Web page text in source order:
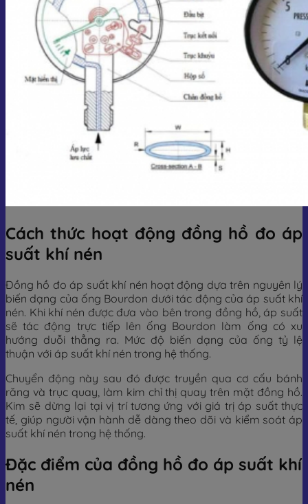
Cách thức hoạt động đồng hồ đo áp
suất khí nén
Đồng hồ đo áp suất khí nén hoạt động dựa trên nguyên lý
biến dạng của ống Bourdon dưới tác động của áp suất khí
nén. Khi khí nén được đưa vào bên trong đồng hồ, áp suất
sẽ tác động trực tiếp lên ống Bourdon làm ống có xu
hướng duỗi thẳng ra. Mức độ biến dạng của ống tỷ lệ
thuận với áp suất khí nén trong hệ thống.
Chuyển động này sau đó được truyền qua cơ cấu bánh
răng và trục quay, làm kim chỉ thị quay trên mặt đồng hồ.
Kim sẽ dừng lại tại vị trí tương ứng với giá trị áp suất thực
tế, giúp người vận hành dễ dàng theo dõi và kiểm soát áp
suất khí nén trong hệ thống.
Đặc điểm của đồng hồ đo áp suất khí
nén